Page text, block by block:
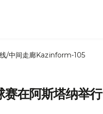
/中间走廊Kazinform-105
赛在阿斯塔纳举行